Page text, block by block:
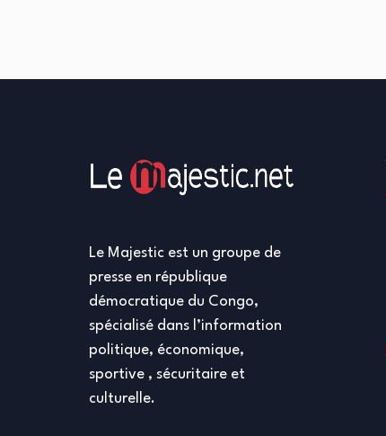
Le Majestic est un groupe de
presse en république
démocratique du Congo,
spécialisé dans l’information
politique, économique,
sportive , sécuritaire et
culturelle.